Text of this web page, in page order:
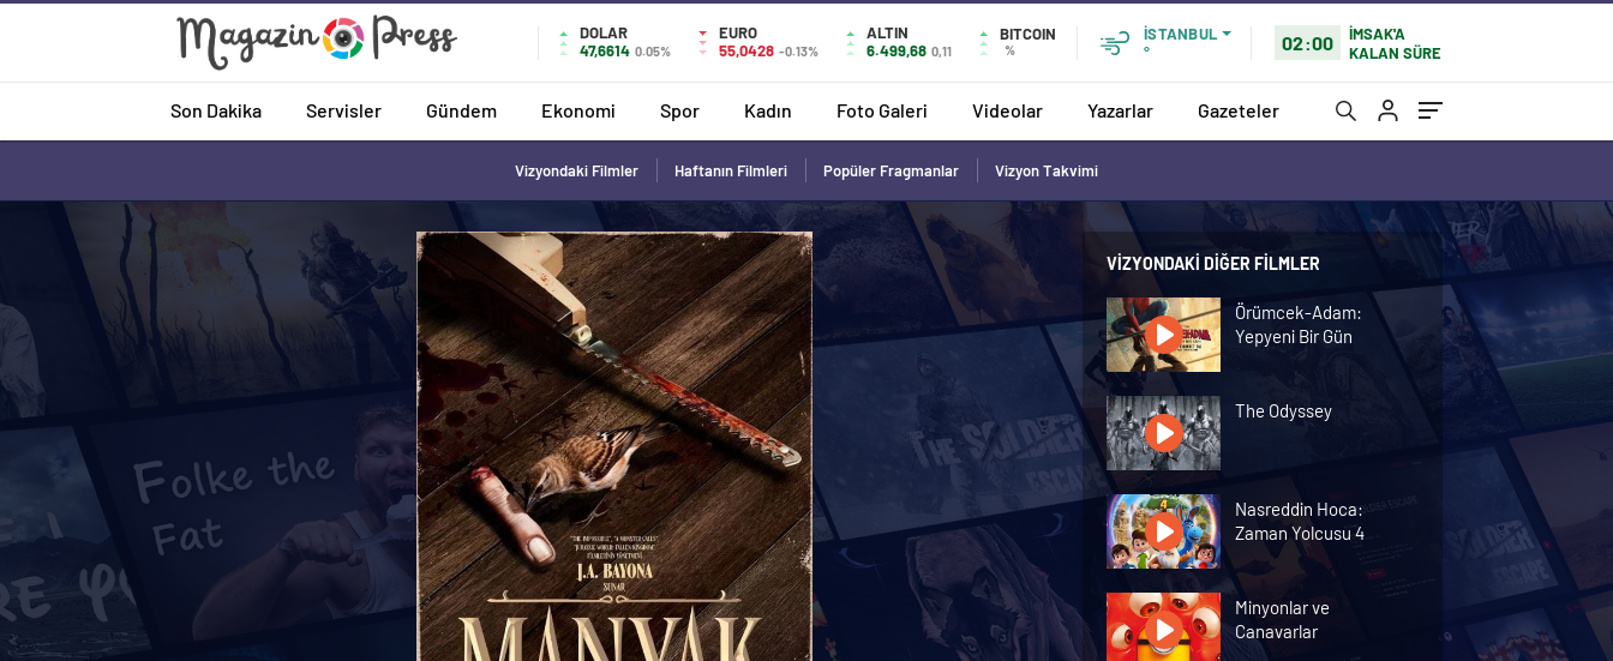
DOLAR
47,6614 0.05%
EURO
55,0428 -0.13%
ALTIN
6.499,68 0,11
BITCOIN
%
İSTANBUL
°
02:00
İMSAK'A
KALAN SÜRE
Son Dakika Servisler Gündem Ekonomi Spor Kadın Foto Galeri Videolar Yazarlar Gazeteler
Vizyondaki Filmler Haftanın Filmleri Popüler Fragmanlar Vizyon Takvimi
VIZYONDAKI DIĞER FILMLER
Örümcek-Adam:
Yepyeni Bir Gün
The Odyssey
Nasreddin Hoca:
Zaman Yolcusu 4
Minyonlar ve
Canavarlar